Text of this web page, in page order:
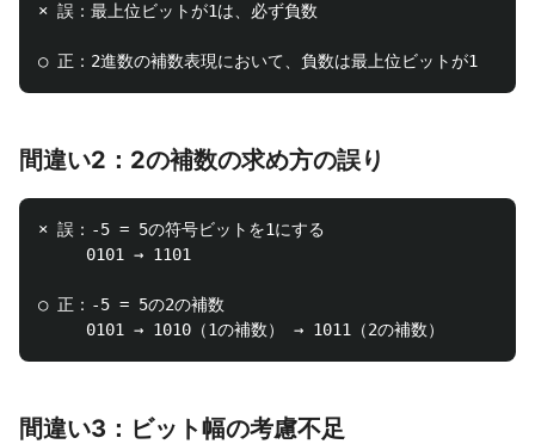
× 誤：最上位ビットが1は、必ず負数
間違い2：2の補数の求め方の誤り
× 誤：-5 = 5の符号ビットを1にする
     0101 → 1101
○ 正：-5 = 5の2の補数
間違い3：ビット幅の考慮不足